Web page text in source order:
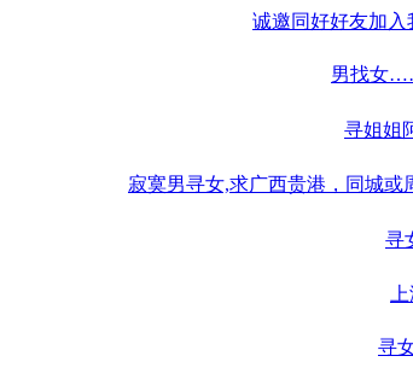
诚邀同好好友加
男找女
寻姐姐
寂寞男寻女,求广西贵港，同城或
寻
寻